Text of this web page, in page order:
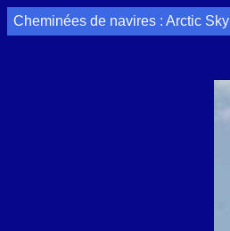
Cheminées de navires : Arctic Sky